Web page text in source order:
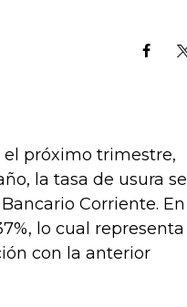
próximo trimestre,
la tasa de usura se
Corriente. En
lo cual representa
con la anterior